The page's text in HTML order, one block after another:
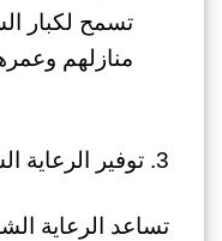
تسمح لكبار
منازلهم
3. توفير الرعاية الشخصية
تساعد الرعاية